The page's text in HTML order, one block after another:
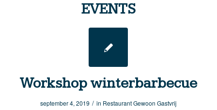
EVENTS
Workshop winterbarbecue
september 4, 2019 / in Restaurant Gewoon Gastvrij